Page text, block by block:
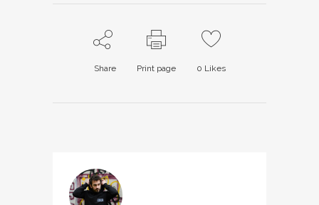
Share Print page 0 Likes